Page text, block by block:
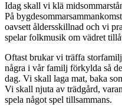
Idag skall vi klä
På
oavsett åldersskillnad och vi
spelar folkmusik om vädret
Oftast brukar vi träffa
några i vår familj förkylda så
dag. Vi skall laga mat, baka
Vi skall njuta av trädgård,
spela något spel tillsammans.